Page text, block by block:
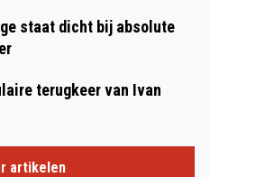
staat dicht bij absolute
terugkeer van Ivan
artikelen